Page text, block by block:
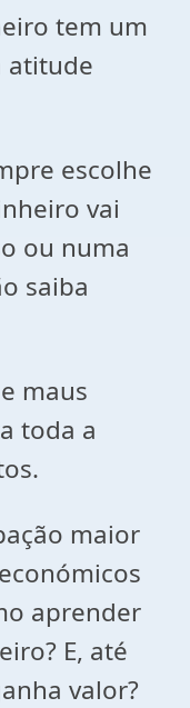
tem um
atitude
escolhe
vai
ou numa
saiba
maus
toda a
maior
aprender
E, até
valor?